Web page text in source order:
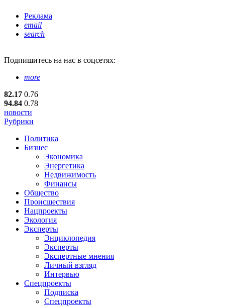
Реклама
email
search
Подпишитесь на нас в соцсетях:
more
82.17 0.76
94.84 0.78
новости
Рубрики
Политика
Бизнес
Экономика
Энергетика
Недвижимость
Финансы
Общество
Происшествия
Нацпроекты
Экология
Эксперты
Энциклопедия
Эксперты
Экспертные мнения
Личный взгляд
Интервью
Спецпроекты
Подписка
Спецпроекты